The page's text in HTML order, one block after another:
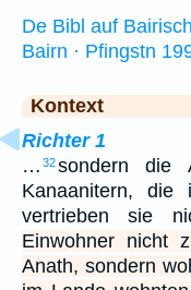
De Bibl auf
Bairn · Pfingstn
Kontext
Richter 1
… 32sondern die
Kanaanitern,
vertrieben sie
Einwohner nicht
Anath, sondern